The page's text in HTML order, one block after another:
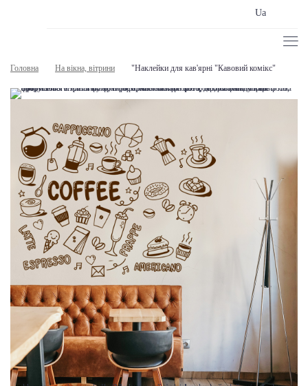
Ua
Головна На вікна, вітрини "Наклейки для кав'ярні "Кавовий комікс"